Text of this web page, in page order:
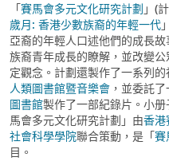
「賽馬會多元文化研究計劃 」(
歲月: 香港少數族裔的年輕一代
亞裔的年輕人口述他們的成長
族裔青年成長的瞭解，並改變
定觀念。計劃還製作了一系列
人類圖書館暨音樂會 ，並委託
圖書館製作了一部紀錄片。小
馬會多元文化研究計劃」由香港
社會科學學院聯合策動，是「賽
目。